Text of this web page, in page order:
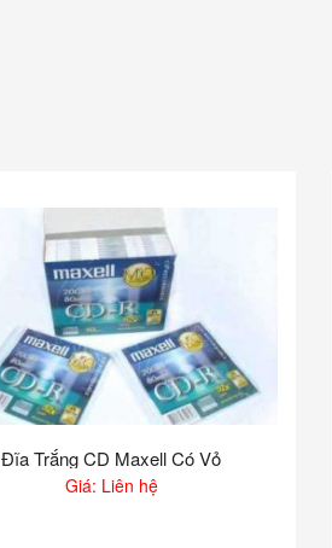
Đĩa Trắng CD Maxell Có Vỏ
Giá: Liên hệ